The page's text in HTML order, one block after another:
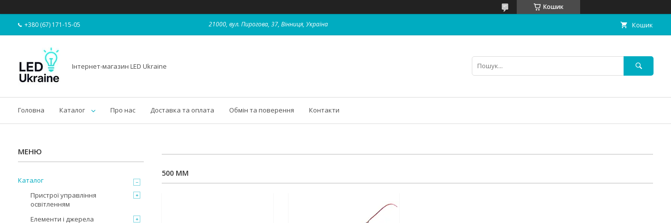
Кошик
+380 (67) 171-15-05 21000, вул. Пирогова, 37, Вінниця, Україна Кошик
Інтернет-магазин LED Ukraine
Головна Каталог Про нас Доставка та оплата Обмін та поверення Контакти
500 ММ
Каталог
Пристрої управління
освітленням
Елементи і джерела